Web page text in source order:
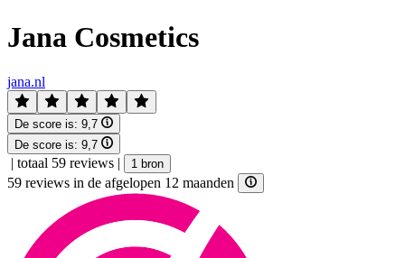
Jana Cosmetics
jana.nl
De score is: 9,7
De score is: 9,7
| totaal 59 reviews | 1 bron
59 reviews in de afgelopen 12 maanden